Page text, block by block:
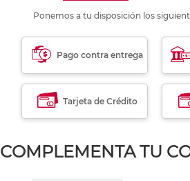
Ponemos a tu disposición los
Pago contra entrega
Tarjeta de Crédito
COMPLEMENTA TU